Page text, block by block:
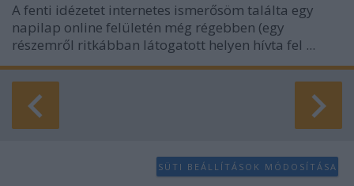
A fenti idézetet internetes ismerősöm találta egy
napilap online felületén még régebben (egy
részemről ritkábban látogatott helyen hívta fel ...
SÜTI BEÁLLÍTÁSOK MÓDOSÍTÁSA